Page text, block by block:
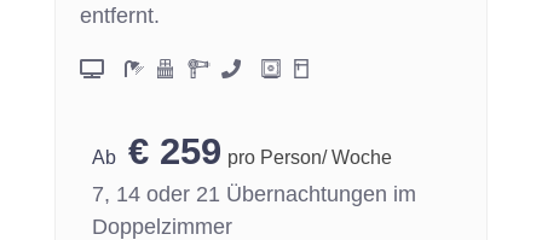
entfernt.
€ 259 pro Person/ Woche
7, 14 oder 21 Übernachtungen im
Doppelzimmer